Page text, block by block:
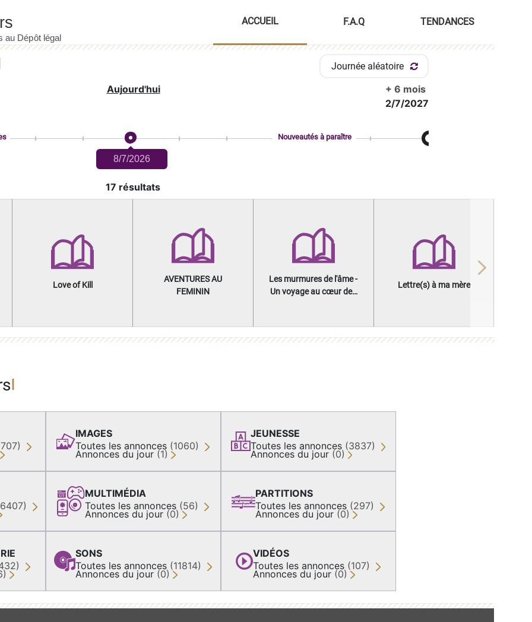
ACCUEIL F.A.Q TENDANCES
Journée aléatoire
Aujourd'hui
+ 6 mois
2/7/2027
8/7/2026
Nouveautés à paraître
17 résultats
Love of Kill
AVENTURES AU
FEMININ
Les murmures de l'âme -
Un voyage au cœur des
Lettre(s) à ma mère
Next
IMAGES
Toutes les annonces (1060)
Annonces du jour (1)
MULTIMÉDIA
Toutes les annonces (56)
Annonces du jour (0)
SONS
Toutes les annonces (11814)
Annonces du jour (0)
JEUNESSE
Toutes les annonces (3837)
Annonces du jour (0)
PARTITIONS
Toutes les annonces (297)
Annonces du jour (0)
VIDÉOS
Toutes les annonces (107)
Annonces du jour (0)